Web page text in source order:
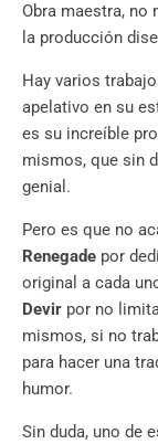
Obra maestra,
la producción
Hay varios
apelativo en su
es su increíble
mismos, que sin
genial.
Pero es que no
Renegade por
original a cada
Devir por no
mismos, si no
para hacer una
humor.
Sin duda, uno de